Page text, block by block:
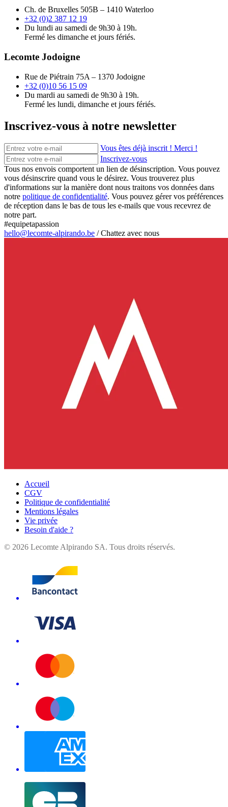
Ch. de Bruxelles 505B – 1410 Waterloo
+32 (0)2 387 12 19
Du lundi au samedi de 9h30 à 19h.
Fermé les dimanche et jours fériés.
Lecomte Jodoigne
Rue de Piétrain 75A – 1370 Jodoigne
+32 (0)10 56 15 09
Du mardi au samedi de 9h30 à 19h.
Fermé les lundi, dimanche et jours fériés.
Inscrivez-vous à notre newsletter
Vous êtes déjà inscrit ! Merci !
Inscrivez-vous
Tous nos envois comportent un lien de désinscription. Vous pouvez
vous désinscrire quand vous le désirez. Vous trouverez plus
d'informations sur la manière dont nous traitons vos données dans
notre politique de confidentialité. Vous pouvez gérer vos préférences
de réception dans le bas de tous les e-mails que vous recevrez de
notre part.
#equipetapassion
hello@lecomte-alpirando.be /Chattez avec nous
Accueil
CGV
Politique de confidentialité
Mentions légales
Vie privée
Besoin d'aide ?
© 2026 Lecomte Alpirando SA. Tous droits réservés.